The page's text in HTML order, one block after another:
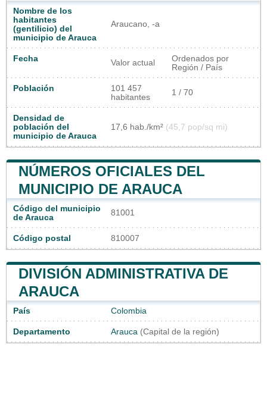
Nombre de los
habitantes
(gentilicio) del
municipio de Arauca
Araucano, -a
Fecha Valor actual
Ordenados por
Región / País
Población
101 457
habitantes
1 / 70
Densidad de
población del
municipio de Arauca
17,6 hab./km² (45,7 pop/sq mi)
NÚMEROS OFICIALES DEL
MUNICIPIO DE ARAUCA
Código del municipio
de Arauca
81001
Código postal 810007
DIVISIÓN ADMINISTRATIVA DE
ARAUCA
País Colombia
Departamento Arauca (Capital de la región)